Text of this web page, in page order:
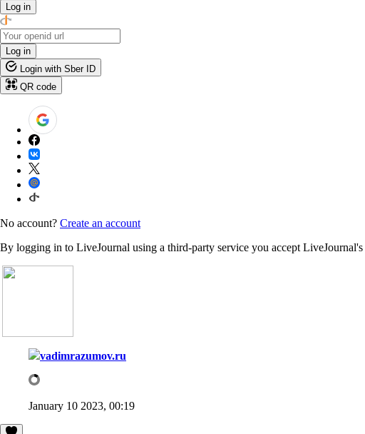
Log in
Log in
Login with Sber ID
QR code
No account? Create an account
By logging in to LiveJournal using a third-party service you accept LiveJournal's
vadimrazumov.ru
January 10 2023, 00:19